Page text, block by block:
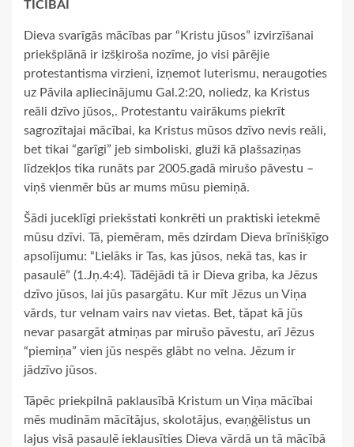
TICĪBAI
Dieva svarīgās mācības par “Kristu jūsos” izvirzīšanai
priekšplānā ir izšķiroša nozīme, jo visi pārējie
protestantisma virzieni, izņemot luterismu, neraugoties
uz Pāvila apliecinājumu Gal.2:20, noliedz, ka Kristus
reāli dzīvo jūsos,. Protestantu vairākums piekrīt
sagrozītajai mācībai, ka Kristus mūsos dzīvo nevis reāli,
bet tikai “garīgi” jeb simboliski, gluži kā plašsaziņas
līdzekļos tika runāts par 2005.gadā mirušo pāvestu –
viņš vienmēr būs ar mums mūsu piemiņā.
Šādi juceklīgi priekšstati konkrēti un praktiski ietekmē
mūsu dzīvi. Tā, piemēram, mēs dzirdam Dieva brīnišķīgo
apsolījumu: “Lielāks ir Tas, kas jūsos, nekā tas, kas ir
pasaulē” (1.Jņ.4:4). Tādējādi tā ir Dieva griba, ka Jēzus
dzīvo jūsos, lai jūs pasargātu. Kur mīt Jēzus un Viņa
vārds, tur velnam vairs nav vietas. Bet, tāpat kā jūs
nevar pasargāt atmiņas par mirušo pāvestu, arī Jēzus
“piemiņa” vien jūs nespēs glābt no velna. Jēzum ir
jādzīvo jūsos.
Tāpēc priekpilnā paklausībā Kristum un Viņa mācībai
mēs mudinām mācītājus, skolotājus, evaņģēlistus un
lajus visā pasaulē ieklausīties Dieva vārdā un tā mācībā